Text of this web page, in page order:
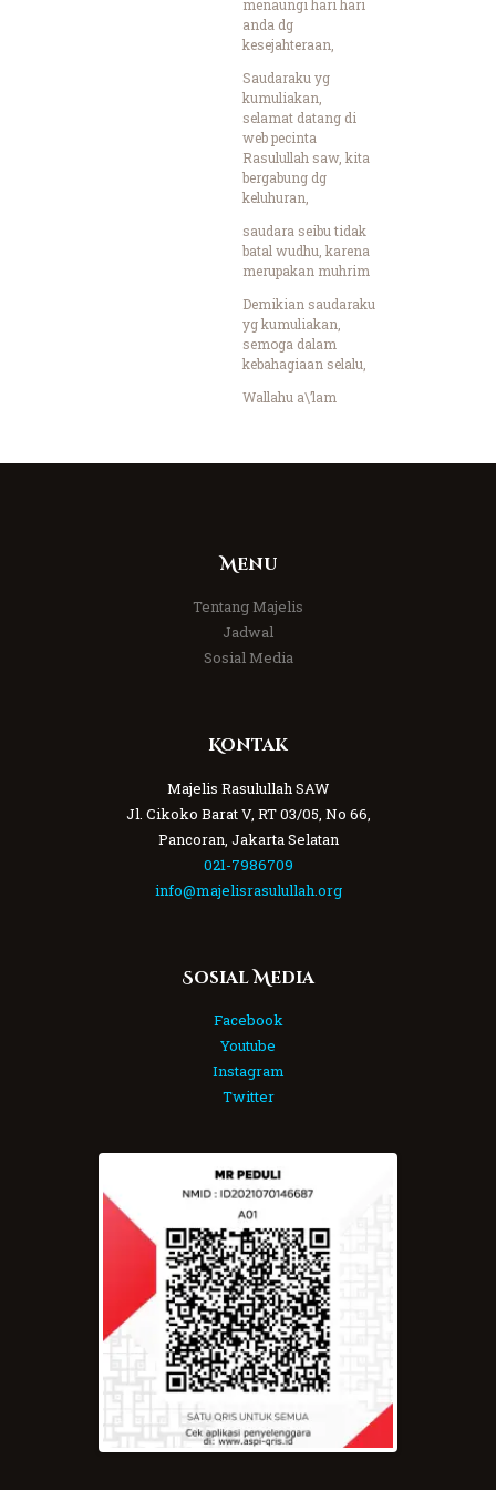
menaungi hari hari
anda dg
kesejahteraan,
Saudaraku yg
kumuliakan,
selamat datang di
web pecinta
Rasulullah saw, kita
bergabung dg
keluhuran,
saudara seibu tidak
batal wudhu, karena
merupakan muhrim
Demikian saudaraku
yg kumuliakan,
semoga dalam
kebahagiaan selalu,
Wallahu a\’lam
Menu
Tentang Majelis
Jadwal
Sosial Media
Kontak
Majelis Rasulullah SAW
Jl. Cikoko Barat V, RT 03/05, No 66,
Pancoran, Jakarta Selatan
021-7986709
info@majelisrasulullah.org
Sosial Media
Facebook
Youtube
Instagram
Twitter